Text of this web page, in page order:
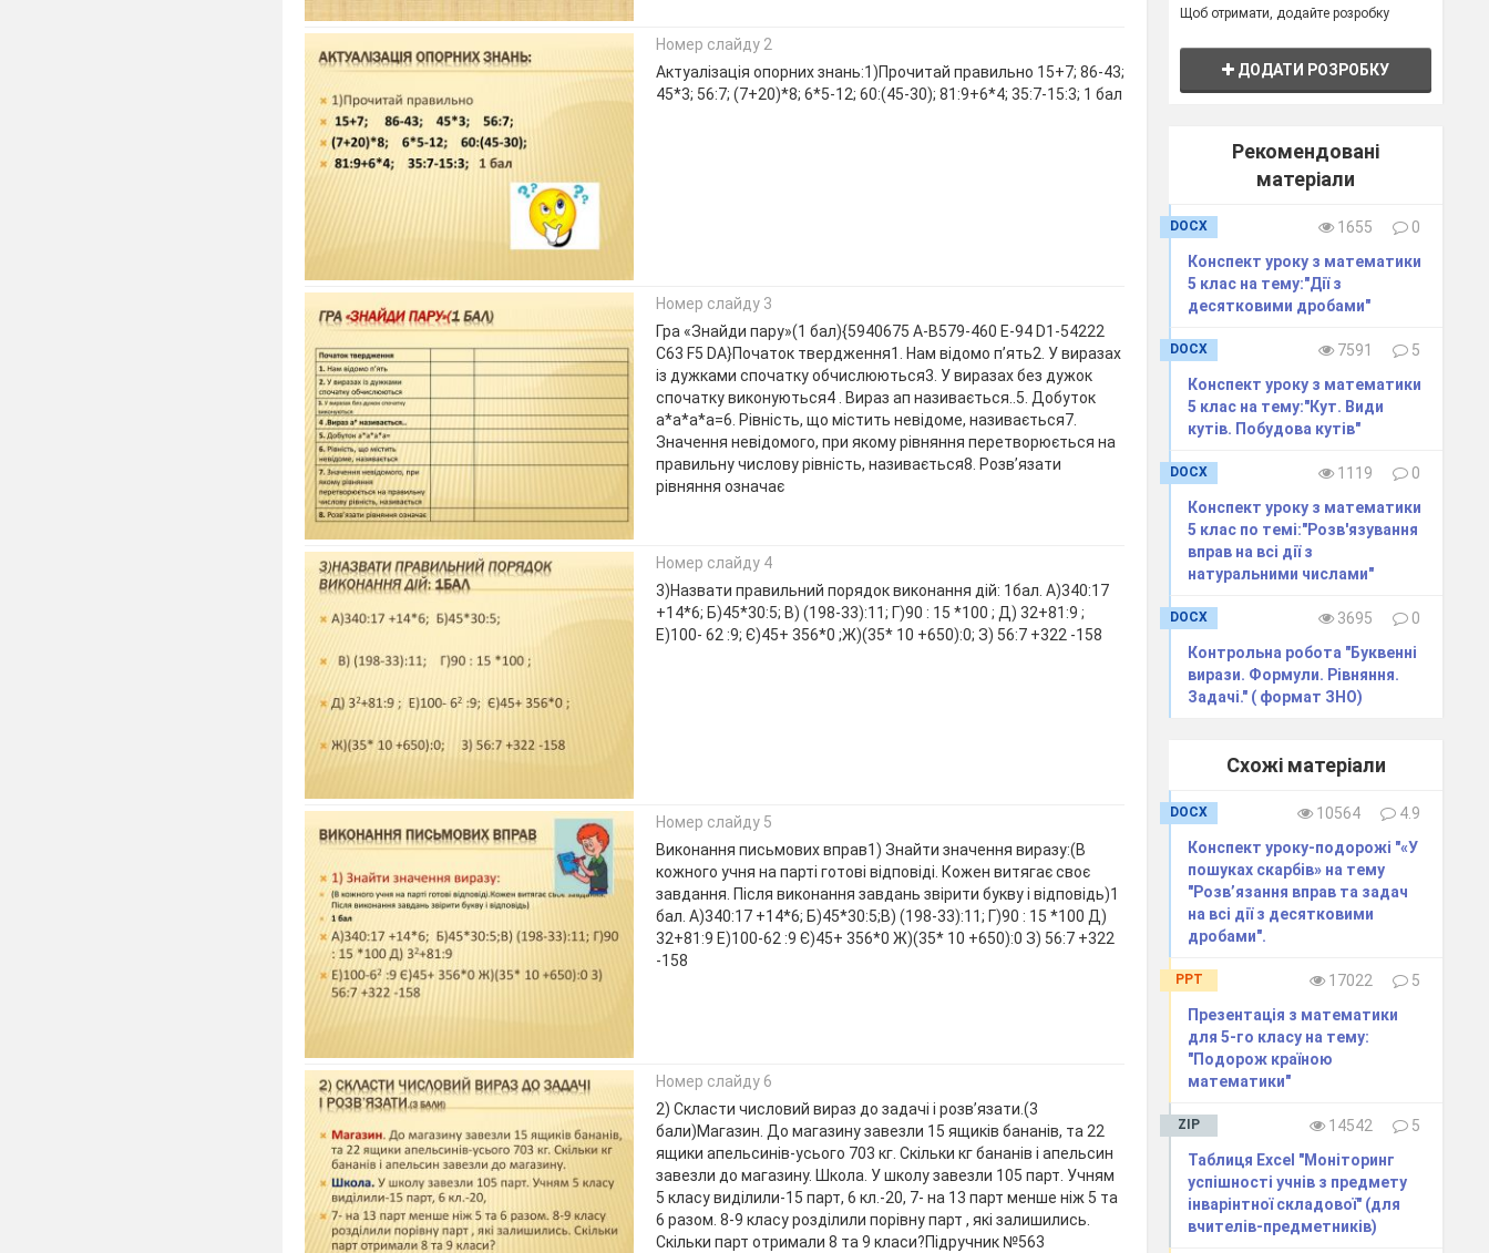
Номер слайду 2
Актуалізація опорних знань:1)Прочитай правильно 15+7; 86-43;
45*3; 56:7; (7+20)*8; 6*5-12; 60:(45-30); 81:9+6*4; 35:7-15:3; 1 бал
Номер слайду 3
Гра «Знайди пару»(1 бал){5940675 A-B579-460 E-94 D1-54222
C63 F5 DA}Початок твердження1. Нам відомо п’ять2. У виразах
із дужками спочатку обчислюються3. У виразах без дужок
спочатку виконуються4 . Вираз ап називається..5. Добуток
а*а*а*а=6. Рівність, що містить невідоме, називається7.
Значення невідомого, при якому рівняння перетворюється на
правильну числову рівність, називається8. Розв’язати
рівняння означає
Номер слайду 4
3)Назвати правильний порядок виконання дій: 1бал. А)340:17
+14*6; Б)45*30:5; В) (198-33):11; Г)90 : 15 *100 ; Д) 32+81:9 ;
Е)100- 62 :9; Є)45+ 356*0 ;Ж)(35* 10 +650):0; З) 56:7 +322 -158
Номер слайду 5
Виконання письмових вправ1) Знайти значення виразу:(В
кожного учня на парті готові відповіді. Кожен витягає своє
завдання. Після виконання завдань звірити букву і відповідь)1
бал. А)340:17 +14*6; Б)45*30:5;В) (198-33):11; Г)90 : 15 *100 Д)
32+81:9 Е)100-62 :9 Є)45+ 356*0 Ж)(35* 10 +650):0 З) 56:7 +322
-158
Номер слайду 6
2) Скласти числовий вираз до задачі і розв’язати.(3
бали)Магазин. До магазину завезли 15 ящиків бананів, та 22
ящики апельсинів-усього 703 кг. Скільки кг бананів і апельсин
завезли до магазину. Школа. У школу завезли 105 парт. Учням
5 класу виділили-15 парт, 6 кл.-20, 7- на 13 парт менше ніж 5 та
6 разом. 8-9 класу розділили порівну парт , які залишились.
Скільки парт отримали 8 та 9 класи?Підручник №563
Щоб отримати, додайте розробку
ДОДАТИ РОЗРОБКУ
Рекомендовані
матеріали
DOCX 1655
0
Конспект уроку з математики
5 клас на тему:"Дії з
десятковими дробами"
DOCX 7591
5
Конспект уроку з математики
5 клас на тему:"Кут. Види
кутів. Побудова кутів"
DOCX 1119
0
Конспект уроку з математики
5 клас по темі:"Розв'язування
вправ на всі дії з
натуральними числами"
DOCX 3695
0
Контрольна робота "Буквенні
вирази. Формули. Рівняння.
Задачі." ( формат ЗНО)
Схожі матеріали
DOCX 10564
4.9
Конспект уроку-подорожі "«У
пошуках скарбів» на тему
"Розв’язання вправ та задач
на всі дії з десятковими
дробами".
PPT 17022
5
Презентація з математики
для 5-го класу на тему:
"Подорож країною
математики"
ZIP 14542
5
Таблиця Excel "Моніторинг
успішності учнів з предмету
інварінтної складової" (для
вчителів-предметників)